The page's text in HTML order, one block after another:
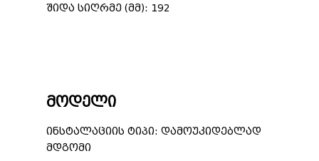
შიდა სიღრმე (მმ): 192
მოდელი
ინსტალაციის ტიპი: დამოუკიდებლად
მდგომი